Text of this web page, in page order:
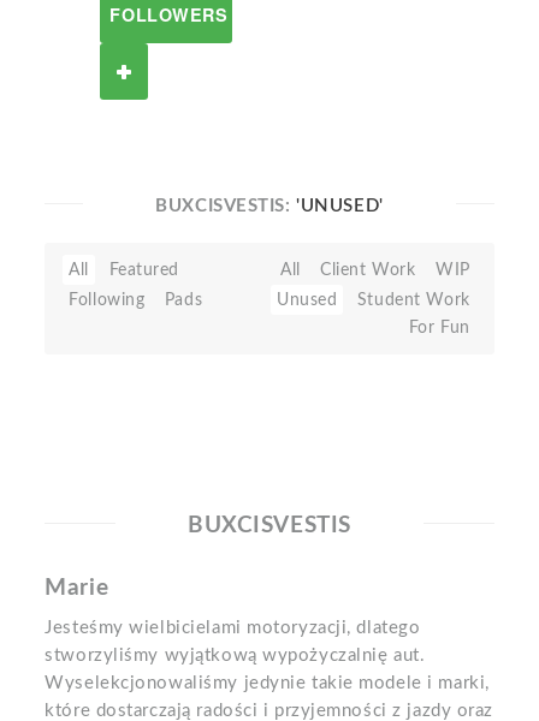
FOLLOWERS
BUXCISVESTIS:'UNUSED'
All
Featured
Following
Pads
All Client Work
WIP
Unused
Student Work
For Fun
BUXCISVESTIS
Marie
Jesteśmy wielbicielami motoryzacji, dlatego
stworzyliśmy wyjątkową wypożyczalnię aut.
Wyselekcjonowaliśmy jedynie takie modele i marki,
które dostarczają radości i przyjemności z jazdy oraz